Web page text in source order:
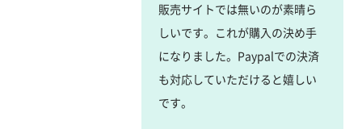
販売サイトでは無いのが素晴ら
しいです。これが購入の決め手
になりました。Paypalでの決済
も対応していただけると嬉しい
です。